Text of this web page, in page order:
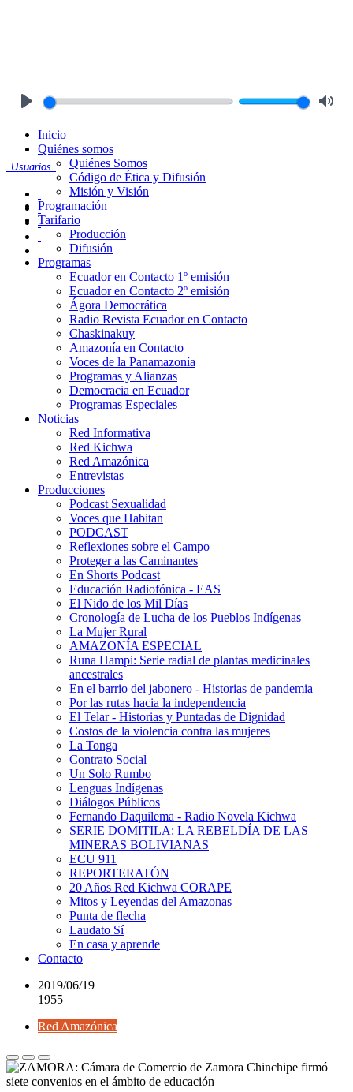
Usuarios
Inicio
Quiénes somos
Quiénes Somos
Código de Ética y Difusión
Misión y Visión
Programación
Tarifario
Producción
Difusión
Programas
Ecuador en Contacto 1º emisión
Ecuador en Contacto 2º emisión
Ágora Democrática
Radio Revista Ecuador en Contacto
Chaskinakuy
Amazonía en Contacto
Voces de la Panamazonía
Programas y Alianzas
Democracia en Ecuador
Programas Especiales
Noticias
Red Informativa
Red Kichwa
Red Amazónica
Entrevistas
Producciones
Podcast Sexualidad
Voces que Habitan
PODCAST
Reflexiones sobre el Campo
Proteger a las Caminantes
En Shorts Podcast
Educación Radiofónica - EAS
El Nido de los Mil Días
Cronología de Lucha de los Pueblos Indígenas
La Mujer Rural
AMAZONÍA ESPECIAL
Runa Hampi: Serie radial de plantas medicinales
ancestrales
En el barrio del jabonero - Historias de pandemia
Por las rutas hacia la independencia
El Telar - Historias y Puntadas de Dignidad
Costos de la violencia contra las mujeres
La Tonga
Contrato Social
Un Solo Rumbo
Lenguas Indígenas
Diálogos Públicos
Fernando Daquilema - Radio Novela Kichwa
SERIE DOMITILA: LA REBELDÍA DE LAS
MINERAS BOLIVIANAS
ECU 911
REPORTERATÓN
20 Años Red Kichwa CORAPE
Mitos y Leyendas del Amazonas
Punta de flecha
Laudato Sí
En casa y aprende
Contacto
2019/06/19
1955
Red Amazónica